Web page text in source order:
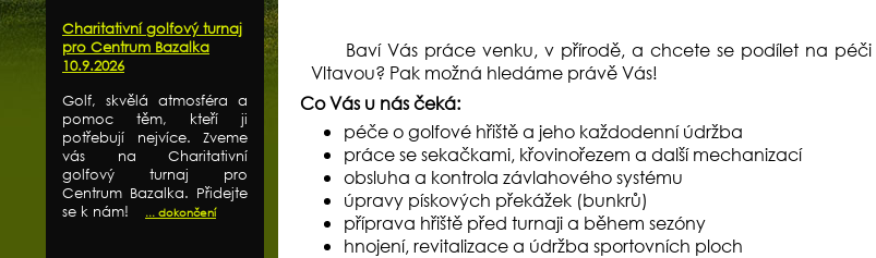
Charitativní golfový turnaj
pro Centrum Bazalka
10.9.2026
Golf, skvělá atmosféra a
pomoc těm, kteří ji
potřebují nejvíce. Zveme
vás na Charitativní
golfový turnaj pro
Centrum Bazalka. Přidejte
se k nám!
... dokončení
Baví Vás práce venku, v přírodě, a chcete se podílet na
Vltavou? Pak možná hledáme právě Vás!
Co Vás u nás čeká:
péče o golfové hřiště a jeho každodenní údržba
práce se sekačkami, křovinořezem a další mechanizací
obsluha a kontrola závlahového systému
úpravy pískových překážek (bunkrů)
příprava hřiště před turnaji a během sezóny
hnojení, revitalizace a údržba sportovních ploch